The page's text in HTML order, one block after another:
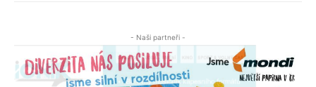
- Naši partneři -